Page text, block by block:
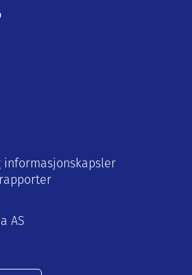
informasjonskapsler
AS